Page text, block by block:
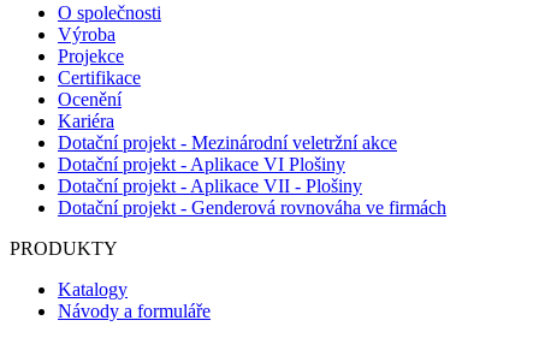
O společnosti
Výroba
Projekce
Certifikace
Ocenění
Kariéra
Dotační projekt - Mezinárodní veletržní akce
Dotační projekt - Aplikace VI Plošiny
Dotační projekt - Aplikace VII - Plošiny
Dotační projekt - Genderová rovnováha ve firmách
PRODUKTY
Katalogy
Návody a formuláře